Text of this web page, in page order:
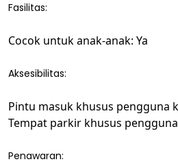
Fasilitas:
Cocok untuk anak-anak: Ya
Aksesibilitas:
Pintu masuk khusus pengguna
Tempat parkir khusus
Penawaran: